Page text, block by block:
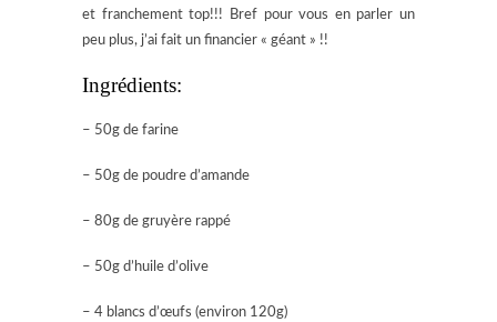
et franchement top!!! Bref pour vous en parler un
peu plus, j’ai fait un financier « géant » !!
Ingrédients:
– 50g de farine
– 50g de poudre d’amande
– 80g de gruyère rappé
– 50g d’huile d’olive
– 4 blancs d’œufs (environ 120g)